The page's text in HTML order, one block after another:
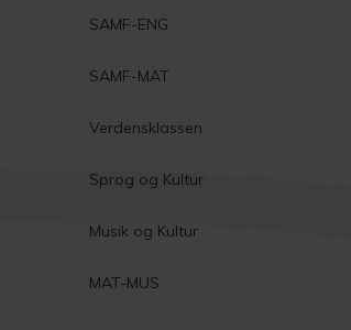
SAMF-ENG
SAMF-MAT
Verdensklassen
Sprog og Kultur
Musik og Kultur
MAT-MUS